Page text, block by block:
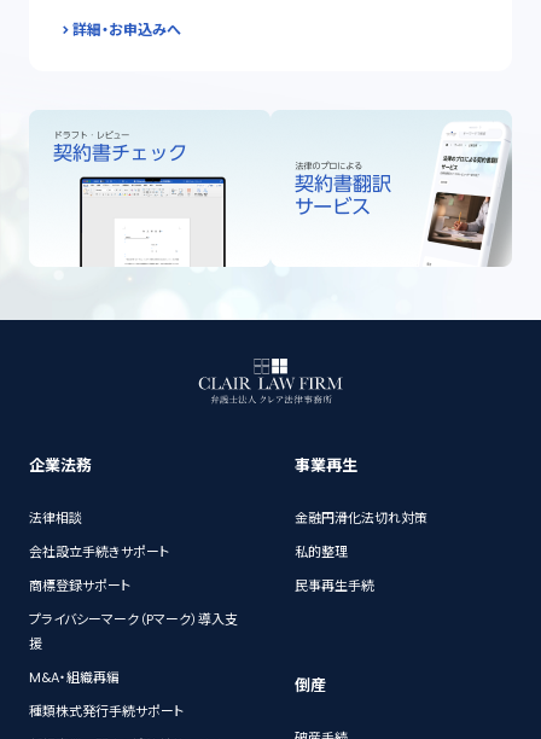
詳細・お申込みへ
企業法務
法律相談
会社設立手続きサポート
商標登録サポート
プライバシーマーク（Pマーク）導入支
援
M&A・組織再編
種類株式発行手続サポート
事業再生
金融円滑化法切れ対策
私的整理
民事再生手続
倒産